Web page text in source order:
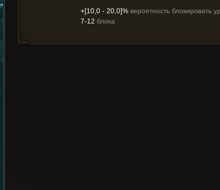
+[10,0 - 20,0]% вероятность блокировать
7-12 блока